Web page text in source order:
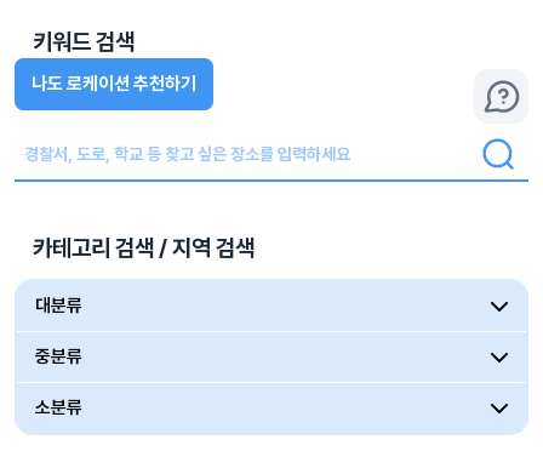
키워드 검색
나도 로케이션 추천하기
카테고리 검색 / 지역 검색
대분류
중분류
소분류